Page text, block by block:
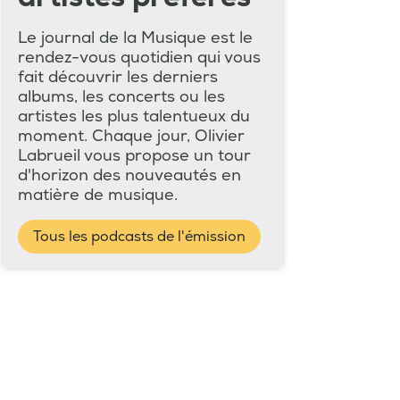
Le journal de la Musique est le
rendez-vous quotidien qui vous
fait découvrir les derniers
albums, les concerts ou les
artistes les plus talentueux du
moment. Chaque jour, Olivier
Labrueil vous propose un tour
d'horizon des nouveautés en
matière de musique.
Tous les podcasts de l'émission